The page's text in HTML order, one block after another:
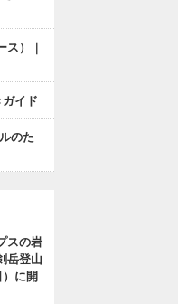
ス）｜
イド
のた
スの岩
岳登山
に開